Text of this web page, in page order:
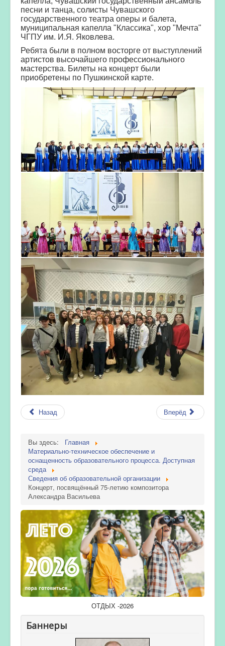
песни и танца, солисты Чувашского
государственного театра оперы и балета,
муниципальная капелла "Классика", хор "Мечта"
ЧГПУ им. И.Я. Яковлева.
Ребята были в полном восторге от выступлений
артистов высочайшего профессионального
мастерства. Билеты на концерт были
приобретены по Пушкинской карте.
Назад Вперёд
Вы здесь:
Главная
Материально-техническое обеспечение и
оснащенность образовательного процесса. Доступная
среда
Сведения об образовательной организации
Концерт, посвящённый 75-летию композитора
Александра Васильева
ОТДЫХ -2026
Баннеры